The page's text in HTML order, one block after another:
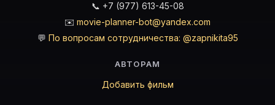
📞 +7 (977) 613-45-08
✉️ movie-planner-bot@yandex.com
💬 По вопросам сотрудничества: @zapnikita95
АВТОРАМ
Добавить фильм